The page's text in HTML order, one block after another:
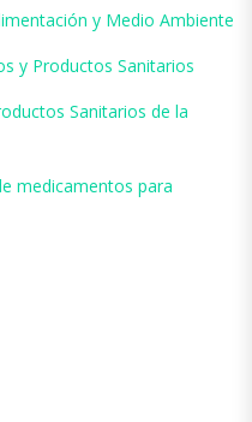
y Medio Ambiente
y Productos Sanitarios
Sanitarios de la
medicamentos para